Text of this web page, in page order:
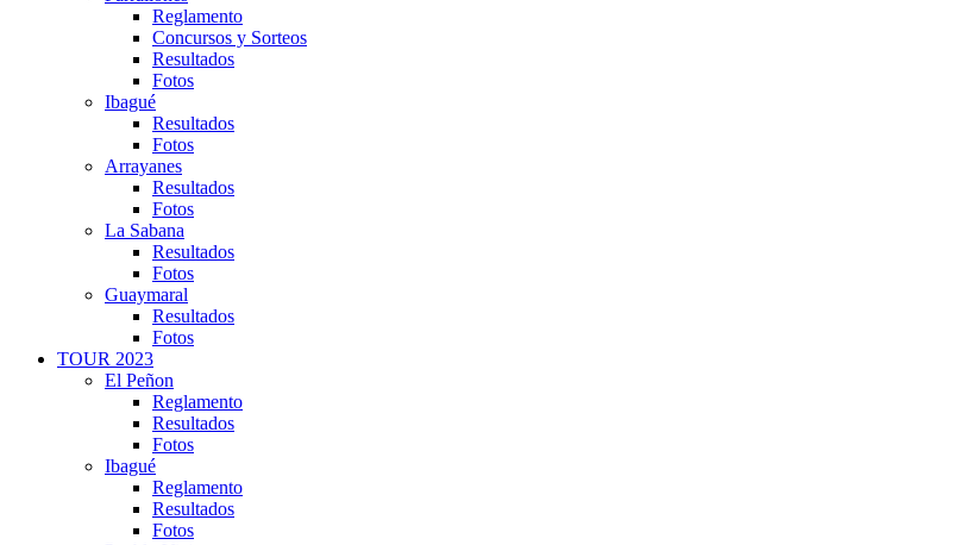
Reglamento
Concursos y Sorteos
Resultados
Fotos
Ibagué
Resultados
Fotos
Arrayanes
Resultados
Fotos
La Sabana
Resultados
Fotos
Guaymaral
Resultados
Fotos
TOUR 2023
El Peñon
Reglamento
Resultados
Fotos
Ibagué
Reglamento
Resultados
Fotos